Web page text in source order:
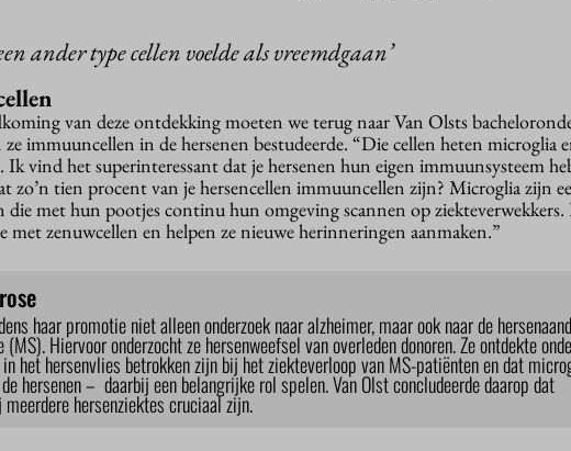
ander type cellen voelde als vreemdgaan’
van deze ontdekking moeten we terug naar Van Olsts
immuuncellen in de hersenen bestudeerde. “Die cellen heten microglia
Ik vind het superinteressant dat je hersenen hun eigen immuunsysteem
zo’n tien procent van je hersencellen immuuncellen zijn? Microglia zijn
die met hun pootjes continu hun omgeving scannen op ziekteverwekkers.
met zenuwcellen en helpen ze nieuwe herinneringen aanmaken.”
haar promotie niet alleen onderzoek naar alzheimer, maar ook naar de
Hiervoor onderzocht ze hersenweefsel van overleden donoren. Ze ontdekte
het hersenvlies betrokken zijn bij het ziekteverloop van MS-patiënten en dat
hersenen – daarbij een belangrijke rol spelen. Van Olst concludeerde daarop dat
hersenziektes cruciaal zijn.